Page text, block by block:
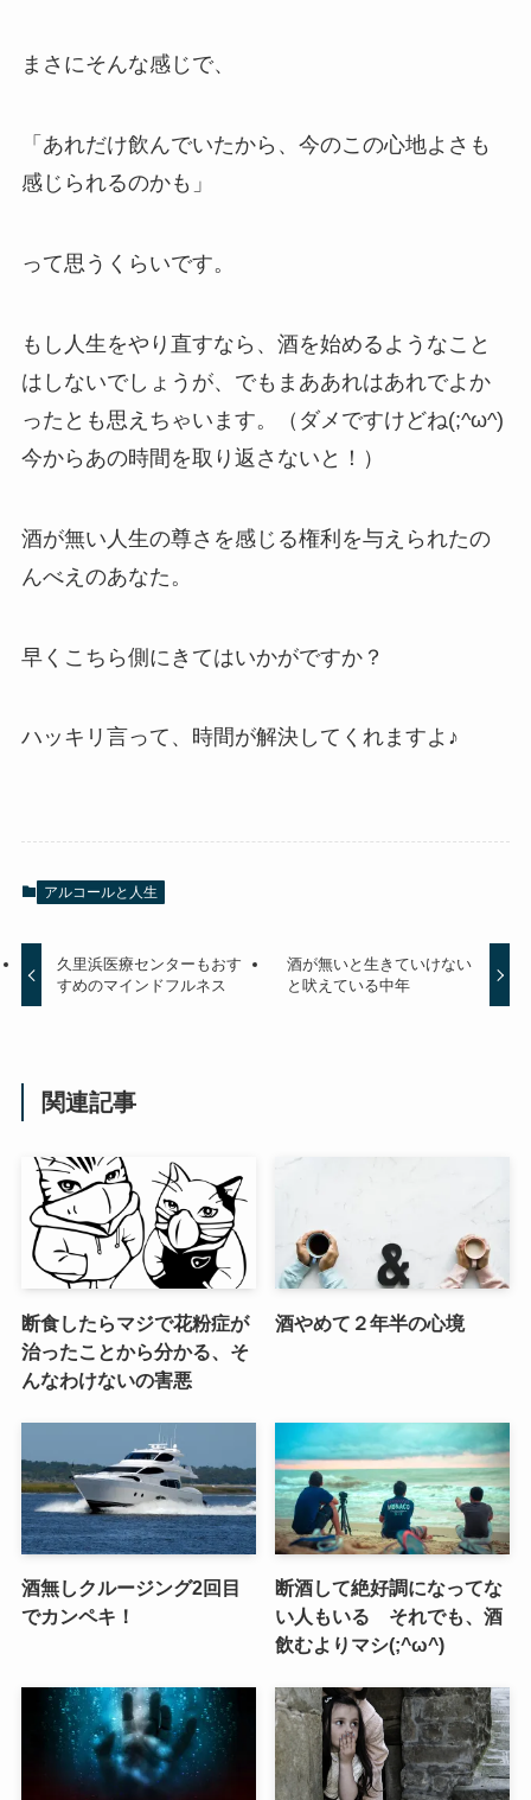
まさにそんな感じで、
「あれだけ飲んでいたから、今のこの心地よさも
感じられるのかも」
って思うくらいです。
もし人生をやり直すなら、酒を始めるようなこと
はしないでしょうが、でもまああれはあれでよか
ったとも思えちゃいます。（ダメですけどね(;^ω^)
今からあの時間を取り返さないと！）
酒が無い人生の尊さを感じる権利を与えられたの
んべえのあなた。
早くこちら側にきてはいかがですか？
ハッキリ言って、時間が解決してくれますよ♪
アルコールと人生
久里浜医療センターもおす
すめのマインドフルネス
酒が無いと生きていけない
と吠えている中年
関連記事
断食したらマジで花粉症が
治ったことから分かる、そ
んなわけないの害悪
酒やめて２年半の心境
酒無しクルージング2回目
でカンペキ！
断酒して絶好調になってな
い人もいる それでも、酒
飲むよりマシ(;^ω^)